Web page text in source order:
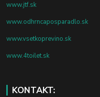
www.jtf.sk
www.odhrncaposparadlo.sk
www.vsetkoprevino.sk
www.4toilet.sk
KONTAKT: